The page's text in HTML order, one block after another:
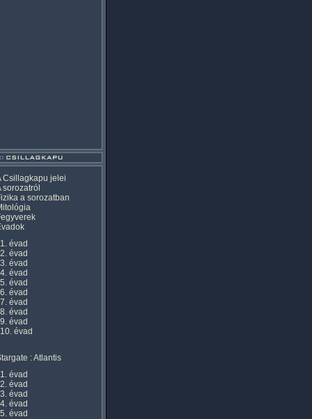
Csillagkapu jelei
sorozatról
a sorozatban
1. évad
2. évad
3. évad
4. évad
5. évad
6. évad
7. évad
8. évad
9. évad
10. évad
: Atlantis
1. évad
2. évad
3. évad
4. évad
5. évad